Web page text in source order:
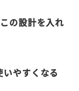
の設計を入れ
いやすくなる